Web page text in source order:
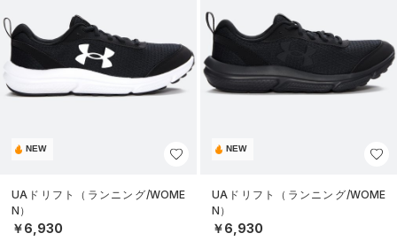
NEW
UAドリフト（ランニング/WOME
N）
￥6,930
NEW
UAドリフト（ランニング/WOME
N）
￥6,930